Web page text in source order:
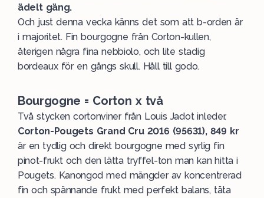
ädelt gäng.
Och just denna vecka känns det som att b-orden är
i majoritet. Fin bourgogne från Corton-kullen,
återigen några fina nebbiolo, och lite stadig
bordeaux för en gångs skull. Håll till godo.
Bourgogne = Corton x två
Två stycken cortonviner från Louis Jadot inleder.
Corton-Pougets Grand Cru 2016 (95631), 849 kr
är en tydlig och direkt bourgogne med syrlig fin
pinot-frukt och den lätta tryffel-ton man kan hitta i
Pougets. Kanongod med mängder av koncentrerad
fin och spännande frukt med perfekt balans, täta